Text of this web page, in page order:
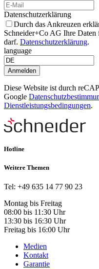
Datenschutzerklärung
Durch das Ankreuzen
Schneider+Co AG Ihre
darf. Datenschutzerklärung.
language
Anmelden
Diese Website ist durch
Google
Dienstleistungsbedingungen.
Hotline
Weitere Themen
Tel: +49 635 14 77 90 23
Montag bis Freitag
08:00 bis 11:30 Uhr
13:30 bis 16:30 Uhr
Freitag bis 16:00 Uhr
Medien
Kontakt
Garantie